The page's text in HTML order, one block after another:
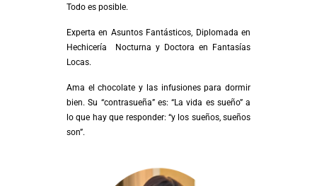
Todo es posible.
Experta en Asuntos Fantásticos, Diplomada en
Hechicería Nocturna y Doctora en Fantasías
Locas.
Ama el chocolate y las infusiones para dormir
bien. Su “contrasueña” es: “La vida es sueño” a
lo que hay que responder: “y los sueños, sueños
son”.